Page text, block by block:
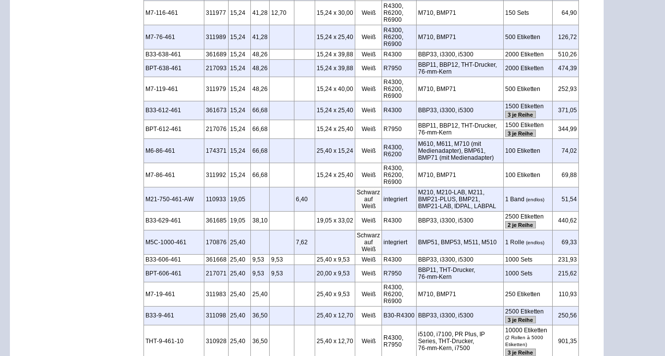
M7‑116‑461 311977 15,24 41,28 12,70 15,24 x 30,00 Weiß
R4300,
R6200,
R6900
M710, BMP71 150 Sets 64,90
M7‑76‑461 311989 15,24 41,28 15,24 x 25,40 Weiß
R4300,
R6200,
R6900
M710, BMP71 500 Etiketten 126,72
B33‑638‑461 361689 15,24 48,26 15,24 x 39,88 Weiß R4300 BBP33, i3300, i5300 2000 Etiketten
510,26
BPT‑638‑461
217093 15,24 48,26 15,24 x 39,88 Weiß R7950
BBP11, BBP12, THT‑Drucker,
76‑mm‑Kern
2000 Etiketten 474,39
M7‑119‑461 311979 15,24 48,26 15,24 x 40,00 Weiß
R4300,
R6200,
R6900
M710, BMP71 500 Etiketten 252,93
B33‑612‑461 361673 15,24 66,68 15,24 x 25,40 Weiß R4300 BBP33, i3300, i5300
1500 Etiketten
3 je Reihe
371,05
BPT‑612‑461 217076 15,24 66,68 15,24 x 25,40 Weiß R7950
BBP11, BBP12, THT‑Drucker,
76‑mm‑Kern
1500 Etiketten
3 je Reihe
344,99
M6‑86‑461 174371 15,24 66,68 25,40 x 15,24 Weiß
R4300,
R6200
M610, M611, M710 (mit
Medienadapter), BMP61,
BMP71 (mit Medienadapter)
100 Etiketten 74,02
M7‑86‑461 311992 15,24 66,68 15,24 x 25,40 Weiß
R4300,
R6200,
R6900
M710, BMP71 100 Etiketten 69,88
M21‑750‑461‑AW 110933 19,05 6,40
Schwarz
auf
Weiß
integriert
M210, M210‑LAB, M211,
BMP21‑PLUS, BMP21,
BMP21‑LAB, IDPAL, LABPAL
1 Band (endlos) 51,54
B33‑629‑461 361685 19,05 38,10 19,05 x 33,02 Weiß R4300 BBP33, i3300, i5300
2500 Etiketten
2 je Reihe
440,62
M5C‑1000‑461 170876 25,40 7,62
Schwarz
auf
Weiß
integriert BMP51, BMP53, M511, M510 1 Rolle (endlos) 69,33
B33‑606‑461 361668 25,40 9,53 9,53 25,40 x 9,53 Weiß R4300 BBP33, i3300, i5300 1000 Sets
231,93
BPT‑606‑461
217071 25,40 9,53 9,53 20,00 x 9,53 Weiß R7950
BBP11, THT‑Drucker,
76‑mm‑Kern
1000 Sets 215,62
M7‑19‑461 311983 25,40 25,40 25,40 x 9,53 Weiß
R4300,
R6200,
R6900
M710, BMP71 250 Etiketten 110,93
B33‑9‑461 311098 25,40 36,50 25,40 x 12,70 Weiß B30‑R4300 BBP33, i3300, i5300
2500 Etiketten
3 je Reihe
250,56
THT‑9‑461‑10 310928 25,40 36,50 25,40 x 12,70 Weiß
R4300,
R7950
i5100, i7100, PR Plus, IP
Series, THT‑Drucker,
76‑mm‑Kern, i7500
10000 Etiketten
(2 Rollen à 5000
Etiketten)
3 je Reihe
901,35